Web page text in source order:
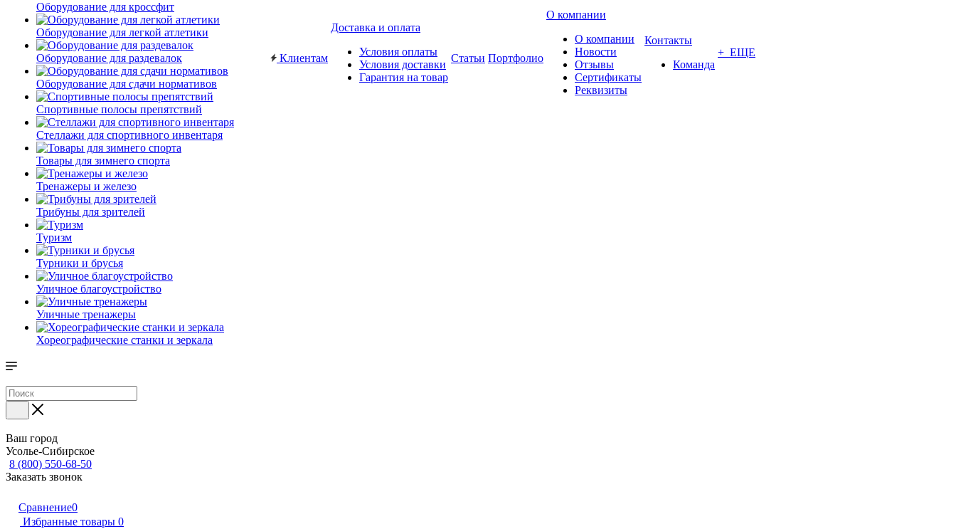
Оборудование для кроссфит
Оборудование для легкой атлетики
Оборудование для раздевалок
Оборудование для сдачи нормативов
Спортивные полосы препятствий
Стеллажи для спортивного инвентаря
Товары для зимнего спорта
Тренажеры и железо
Трибуны для зрителей
Туризм
Турники и брусья
Уличное благоустройство
Уличные тренажеры
Хореографические станки и зеркала
Клиентам
Доставка и оплата
Условия оплаты
Условия доставки
Гарантия на товар
Статьи Портфолио
О компании
О компании
Новости
Отзывы
Сертификаты
Реквизиты
Контакты
Команда
+ ЕЩЕ
Ваш город
Усолье-Сибирское
8 (800) 550-68-50
Заказать звонок
Сравнение0
Избранные товары 0